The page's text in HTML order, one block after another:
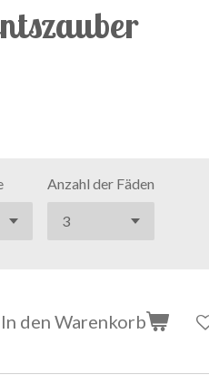
Anzahl der Fäden
In den Warenkorb